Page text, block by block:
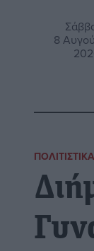
8
ΠΟΛΙΤΙΣΤΙΚΆ